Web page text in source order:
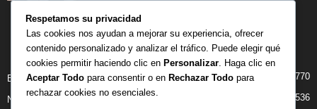
CATEGORÍA POPULAR
BIBLIOTECA 770
NOTICIAS 536
Respetamos su privacidad
Las cookies nos ayudan a mejorar su experiencia, ofrecer
contenido personalizado y analizar el tráfico. Puede elegir qué
cookies permitir haciendo clic en Personalizar . Haga clic en
Aceptar Todo para consentir o en Rechazar Todo para
rechazar cookies no esenciales.